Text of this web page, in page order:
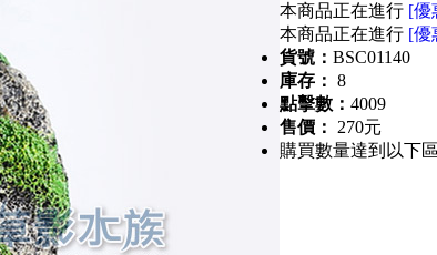
本商品正在進行 [優
本商品正在進行 [優
貨號： BSC01140
庫存： 8
點擊數： 4009
售價：
270元
購買數量達到以下